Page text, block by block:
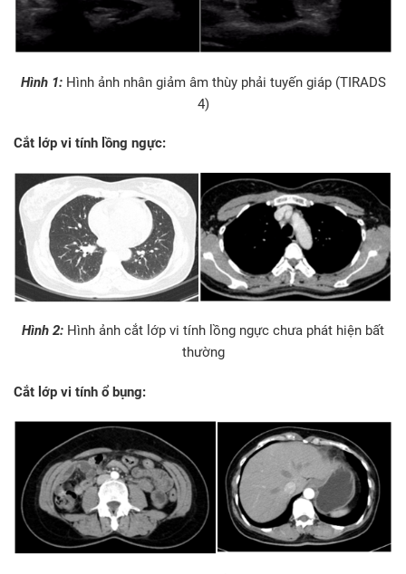
Hình 1:Hình ảnh nhân giảm âm thùy phải tuyến giáp (TIRADS
4)
Cắt lớp vi tính lồng ngực:
Hình 2: Hình ảnh cắt lớp vi tính lồng ngực chưa phát hiện bất
thường
Cắt lớp vi tính ổ bụng: